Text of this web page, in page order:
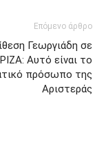
Επόμενο άρθρο
Γεωργιάδη σε
Αυτό είναι το
πρόσωπο της
Αριστεράς